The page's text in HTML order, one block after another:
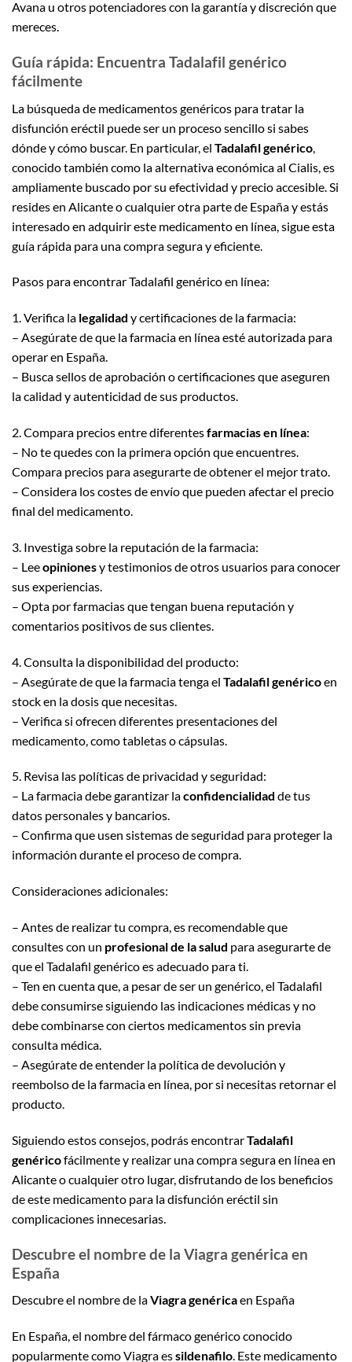
Avana u otros potenciadores con la garantía y discreción que
mereces.
Guía rápida: Encuentra Tadalafil genérico
fácilmente
La búsqueda de medicamentos genéricos para tratar la
disfunción eréctil puede ser un proceso sencillo si sabes
dónde y cómo buscar. En particular, el Tadalafil genérico
conocido también como la alternativa económica al Cialis, es
ampliamente buscado por su efectividad y precio accesible. Si
resides en Alicante o cualquier otra parte de España y estás
interesado en adquirir este medicamento en línea, sigue esta
guía rápida para una compra segura y eficiente.
Pasos para encontrar Tadalafil genérico en línea:
1. Verifica la legalidad y certificaciones de la farmacia:
– Asegúrate de que la farmacia en línea esté autorizada para
operar en España.
– Busca sellos de aprobación o certificaciones que aseguren
la calidad y autenticidad de sus productos.
2. Compara precios entre diferentesfarmacias en línea:
– No te quedes con la primera opción que encuentres.
Compara precios para asegurarte de obtener el mejor trato.
– Considera los costes de envío que pueden afectar el precio
final del medicamento.
3. Investiga sobre la reputación de la farmacia:
– Leeopinionesy testimonios de otros usuarios para conocer
sus experiencias.
– Opta por farmacias que tengan buena reputación y
comentarios positivos de sus clientes.
4. Consulta la disponibilidad del producto:
– Asegúrate de que la farmacia tenga el Tadalafil genéricoen
stock en la dosis que necesitas.
– Verifica si ofrecen diferentes presentaciones del
medicamento, como tabletas o cápsulas.
5. Revisa las políticas de privacidad y seguridad:
– La farmacia debe garantizar laconfidencialidad de tus
datos personales y bancarios.
– Confirma que usen sistemas de seguridad para proteger la
información durante el proceso de compra.
Consideraciones adicionales:
– Antes de realizar tu compra, es recomendable que
consultes con un profesional de la salud para asegurarte de
que el Tadalafil genérico es adecuado para ti.
– Ten en cuenta que, a pesar de ser un genérico, el Tadalafil
debe consumirse siguiendo las indicaciones médicas y no
debe combinarse con ciertos medicamentos sin previa
consulta médica.
– Asegúrate de entender la política de devolución y
reembolso de la farmacia en línea, por si necesitas retornar el
producto.
Siguiendo estos consejos, podrás encontrarTadalafil
genéricofácilmente y realizar una compra segura en línea en
Alicante o cualquier otro lugar, disfrutando de los beneficios
de este medicamento para la disfunción eréctil sin
complicaciones innecesarias.
Descubre el nombre de la Viagra genérica en
España
Descubre el nombre de laViagra genéricaen España
En España, el nombre del fármaco genérico conocido
popularmente como Viagra essildenafilo. Este medicamento